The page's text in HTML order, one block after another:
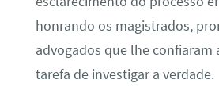
honrando os magistrados,
advogados que lhe confiaram
tarefa de investigar a verdade.